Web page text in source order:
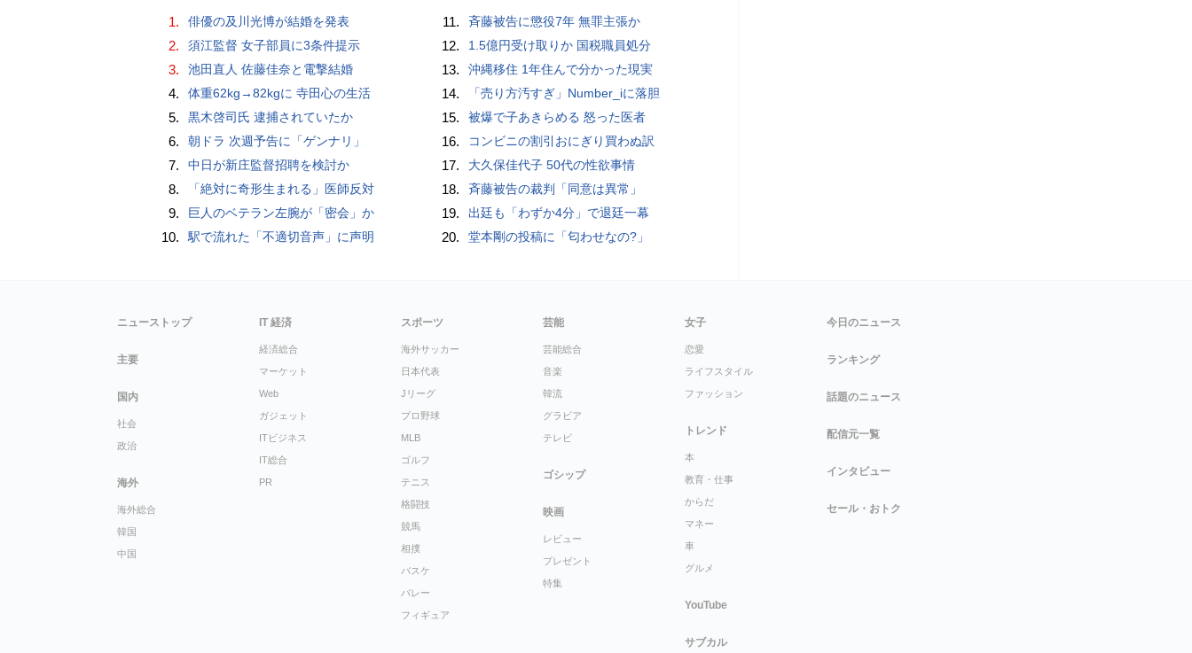
1. 俳優の及川光博が結婚を発表
2. 須江監督 女子部員に3条件提示
3. 池田直人 佐藤佳奈と電撃結婚
4. 体重62kg→82kgに 寺田心の生活
5. 黒木啓司氏 逮捕されていたか
6. 朝ドラ 次週予告に「ゲンナリ」
7. 中日が新庄監督招聘を検討か
8. 「絶対に奇形生まれる」医師反対
9. 巨人のベテラン左腕が「密会」か
10. 駅で流れた「不適切音声」に声明
11. 斉藤被告に懲役7年 無罪主張か
12. 1.5億円受け取りか 国税職員処分
13. 沖縄移住 1年住んで分かった現実
14. 「売り方汚すぎ」Number_iに落胆
15. 被爆で子あきらめる 怒った医者
16. コンビニの割引おにぎり買わぬ訳
17. 大久保佳代子 50代の性欲事情
18. 斉藤被告の裁判「同意は異常」
19. 出廷も「わずか4分」で退廷一幕
20. 堂本剛の投稿に「匂わせなの?」
ニューストップ
主要
国内
社会
政治
海外
海外総合
韓国
中国
IT 経済
経済総合
マーケット
Web
ガジェット
ITビジネス
IT総合
PR
スポーツ
海外サッカー
日本代表
Jリーグ
プロ野球
MLB
ゴルフ
テニス
格闘技
競馬
相撲
バスケ
バレー
フィギュア
芸能
芸能総合
音楽
韓流
グラビア
テレビ
ゴシップ
映画
レビュー
プレゼント
特集
女子
恋愛
ライフスタイル
ファッション
トレンド
本
教育・仕事
からだ
マネー
車
グルメ
YouTube
サブカル
今日のニュース
ランキング
話題のニュース
配信元一覧
インタビュー
セール・おトク